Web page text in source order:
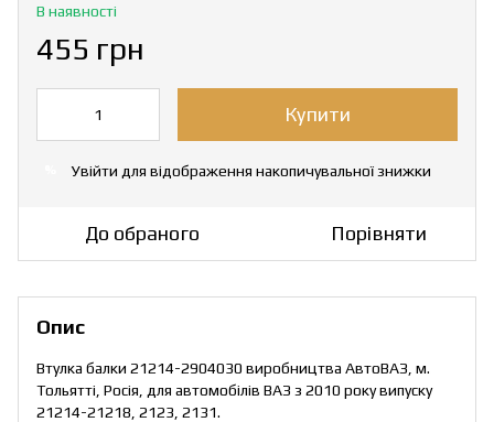
В наявності
455 грн
Купити
Увійти для відображення накопичувальної знижки
До обраного Порівняти
Опис
Втулка балки 21214-2904030 виробництва АвтоВАЗ, м.
Тольятті, Росія, для автомобілів ВАЗ з 2010 року випуску
21214-21218, 2123, 2131.